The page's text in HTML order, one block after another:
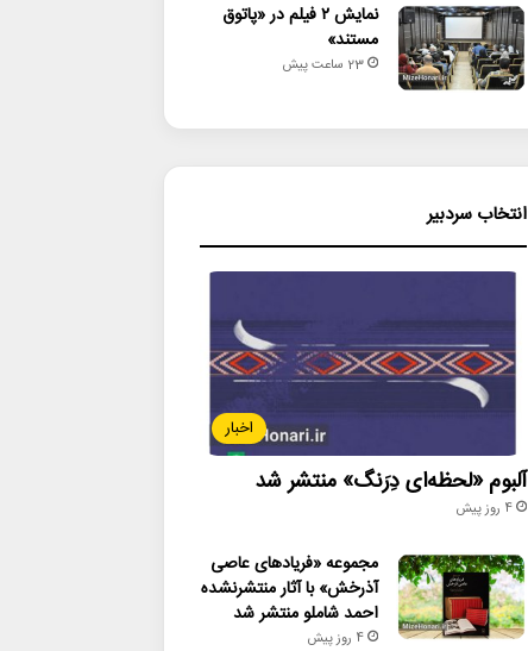
نمایش ۲ فیلم در «پاتوق
مستند»
23 ساعت پیش
انتخاب سردبیر
اخبار
آلبوم «لحظه‌ای دِرَنگ» منتشر شد
4 روز پیش
مجموعه «فریادهای عاصی
آذرخش» با آثار منتشرنشده
احمد شاملو منتشر شد
4 روز پیش